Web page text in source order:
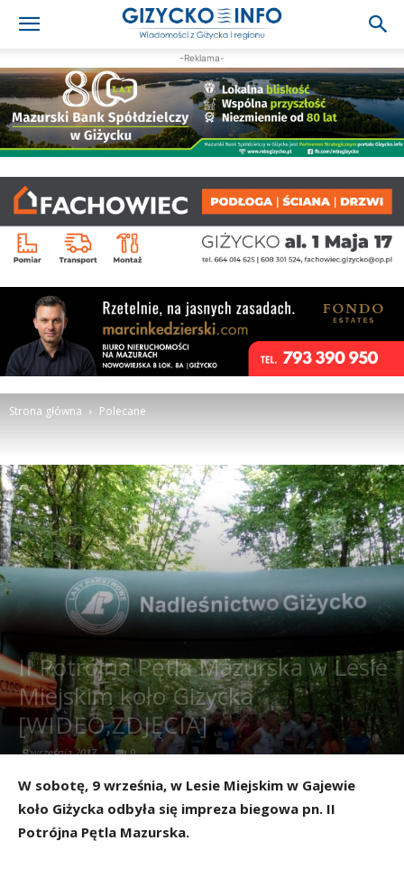
-Reklama-
Strona główna Polecane
II Potrójna Pętla Mazurska w Lesie
Miejskim koło Giżycka
[WIDEO,ZDJĘCIA]
9 września 2017 0
W sobotę, 9 września, w Lesie Miejskim w Gajewie
koło Giżycka odbyła się impreza biegowa pn. II
Potrójna Pętla Mazurska.